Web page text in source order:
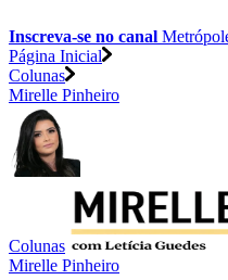
Inscreva-se no canal
Página Inicial
Colunas
Mirelle Pinheiro
Colunas
Mirelle Pinheiro